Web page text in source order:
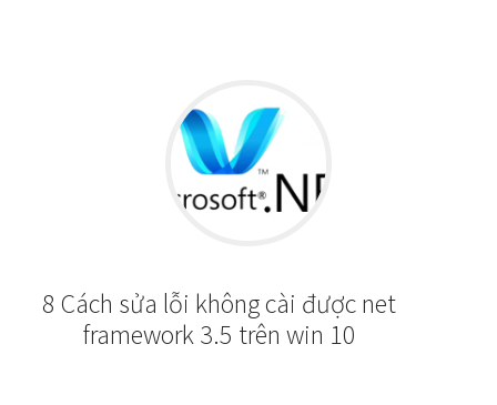
8 Cách sửa lỗi không cài được net
framework 3.5 trên win 10